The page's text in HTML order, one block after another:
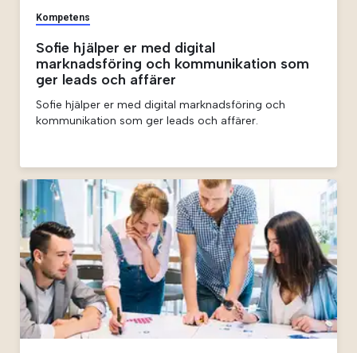
Kompetens
Sofie hjälper er med digital
marknadsföring och kommunikation som
ger leads och affärer
Sofie hjälper er med digital marknadsföring och
kommunikation som ger leads och affärer.